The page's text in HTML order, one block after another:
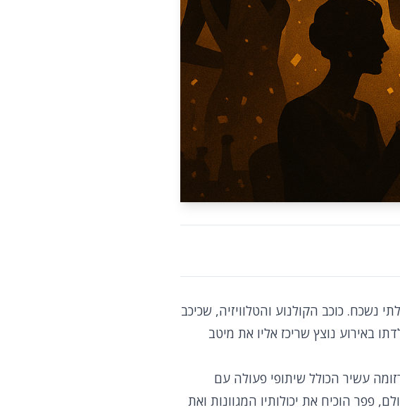
כישרון ומשחק בלתי נשכח. כוכב הקולנוע והטלוויזיה, שכיכב
באירוע נוצץ שריכז אליו את מיטב
רזומה עשיר הכולל שיתופי פעולה עם
פפר הוכיח את יכולותיו המגוונות ואת